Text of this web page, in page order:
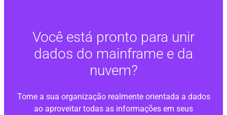
Você está pronto para unir
dados do mainframe e da
nuvem?
Torne a sua organização realmente orientada a dados
ao aproveitar todas as informações em seus